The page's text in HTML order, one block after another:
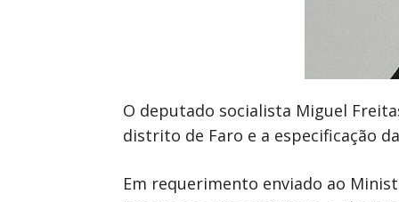
O deputado socialista Miguel
distrito de Faro e a especificação
Em requerimento enviado ao